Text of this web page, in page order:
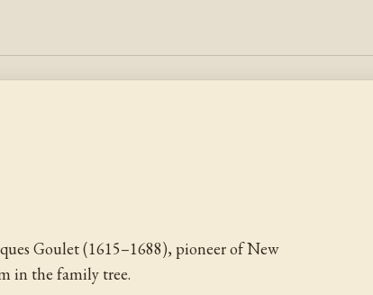
Goulet (1615–1688), pioneer of New
in the family tree.